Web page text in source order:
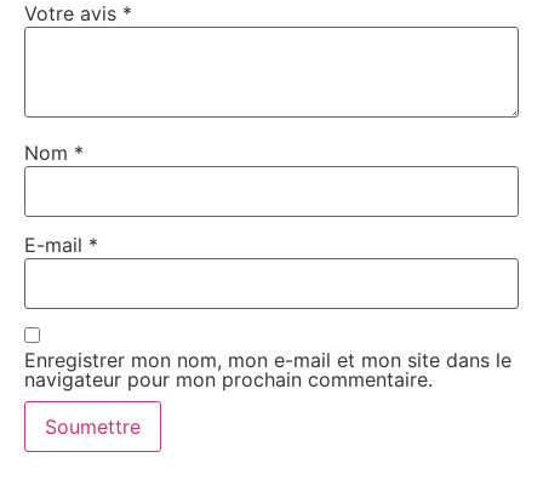
Votre avis *
Nom *
E-mail *
Enregistrer mon nom, mon e-mail et mon site dans le
navigateur pour mon prochain commentaire.